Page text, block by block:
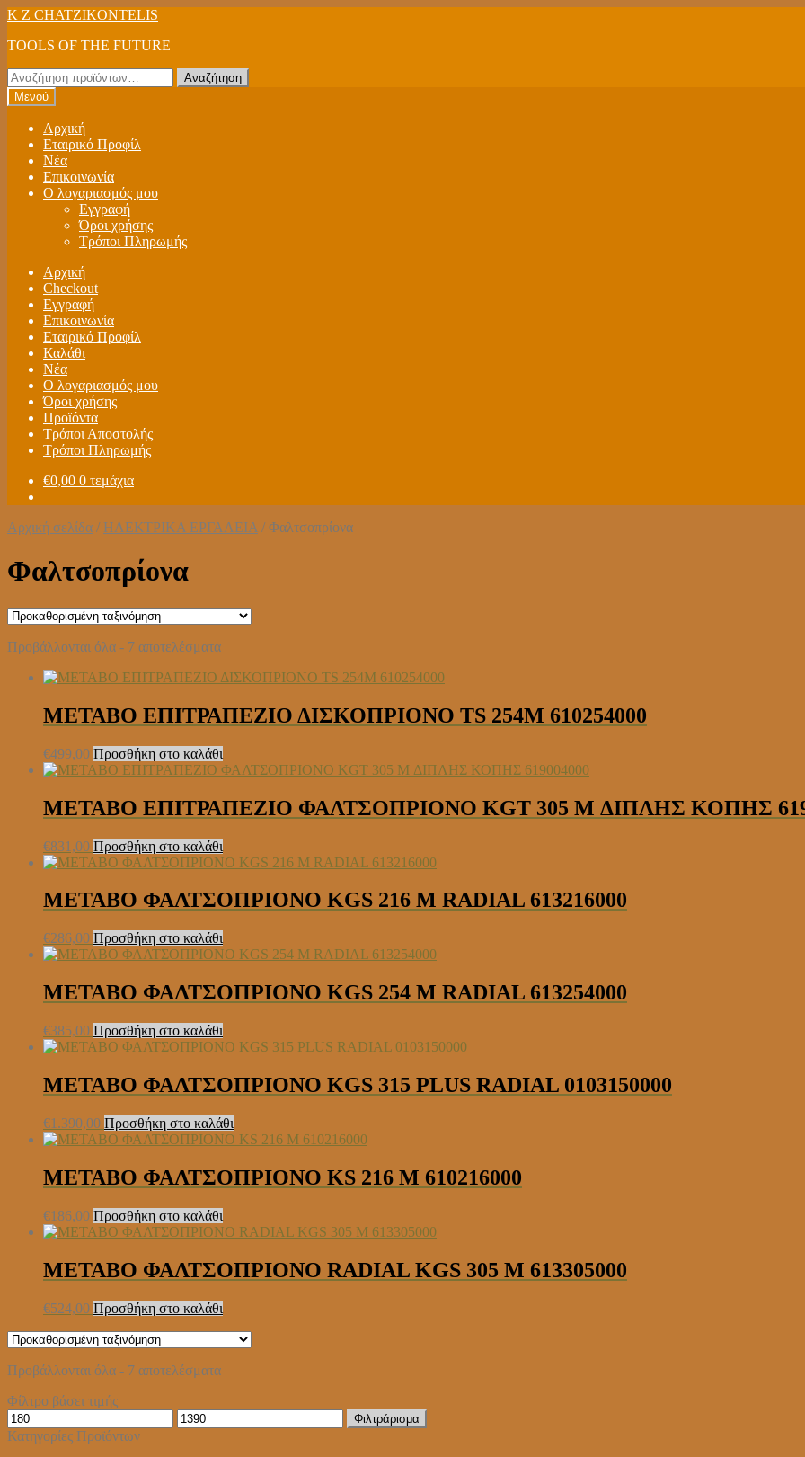
Απευθείας
στην
Μετάβαση
περιεχόμενο
K Z CHATZIKONTELIS
TOOLS OF THE FUTURE
Αναζήτηση
για:
Αναζήτηση
Μενού
Αρχική
Εταιρικό Προφίλ
Νέα
Επικοινωνία
Ο λογαριασμός μου
Εγγραφή
Όροι χρήσης
Τρόποι Πληρωμής
Αρχική
Checkout
Εγγραφή
Επικοινωνία
Εταιρικό Προφίλ
Καλάθι
Νέα
Ο λογαριασμός μου
Όροι χρήσης
Προϊόντα
Τρόποι Αποστολής
Τρόποι Πληρωμής
€0,00 0 τεμάχια
Αρχική σελίδα / ΗΛΕΚΤΡΙΚΑ ΕΡΓΑΛΕΙΑ / Φαλτσοπρίονα
Φαλτσοπρίονα
Προβάλλονται όλα - 7 αποτελέσματα
METABO ΕΠΙΤΡΑΠΕΖΙΟ ΔΙΣΚΟΠΡΙΟΝΟ TS 254M 610254000
€499,00 Προσθήκη στο καλάθι
METABO ΕΠΙΤΡΑΠΕΖΙΟ ΦΑΛΤΣΟΠΡΙΟΝΟ KGT 305 M ΔΙΠΛΗΣ ΚΟΠΗΣ
€831,00 Προσθήκη στο καλάθι
METABO ΦΑΛΤΣΟΠΡΙΟΝΟ KGS 216 M RADIAL 613216000
€286,00 Προσθήκη στο καλάθι
METABO ΦΑΛΤΣΟΠΡΙΟΝΟ KGS 254 M RADIAL 613254000
€385,00 Προσθήκη στο καλάθι
METABO ΦΑΛΤΣΟΠΡΙΟΝΟ KGS 315 PLUS RADIAL 0103150000
€1.390,00 Προσθήκη στο καλάθι
METABO ΦΑΛΤΣΟΠΡΙΟΝΟ KS 216 M 610216000
€186,00 Προσθήκη στο καλάθι
METABO ΦΑΛΤΣΟΠΡΙΟΝΟ RADIAL KGS 305 M 613305000
€524,00 Προσθήκη στο καλάθι
Προβάλλονται όλα - 7 αποτελέσματα
Φίλτρο βάσει τιμής
Ελάχιστη
τιμή
Μέγιστη
τιμή
Φιλτράρισμα
Κατηγορίες Προϊόντων